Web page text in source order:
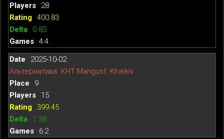
28
400.83
0.83
4:4
2025-10-02
Альтернатива. КНТ Mangust. Kharkiv
9
15
399.45
1.38
6:2